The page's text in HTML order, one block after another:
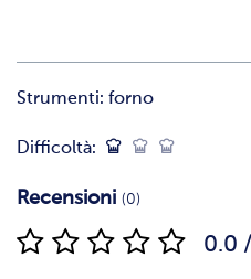
Strumenti: forno
Difficoltà:
Recensioni (0)
0.0